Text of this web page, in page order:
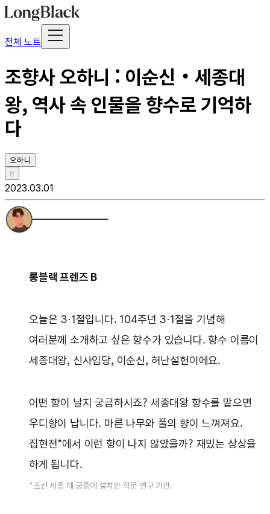
전체 노트
조향사 오하니 : 이순신‧세종대
왕, 역사 속 인물을 향수로 기억하
다
오하니
B
2023.03.01
롱블랙 프렌즈 B
오늘은 3·1절입니다. 104주년 3·1절을 기념해
여러분께 소개하고 싶은 향수가 있습니다. 향수 이름이
세종대왕, 신사임당, 이순신, 허난설헌이에요.
어떤 향이 날지 궁금하시죠? 세종대왕 향수를 맡으면
우디향이 납니다. 마른 나무와 풀의 향이 느껴져요.
집현전*에서 이런 향이 나지 않았을까? 재밌는 상상을
하게 됩니다.
*조선 세종 때 궁중에 설치한 학문 연구 기관.